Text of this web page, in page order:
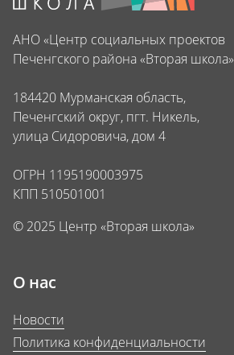
АНО «Центр социальных проектов
Печенгского района «Вторая школа»
184420 Мурманская область,
Печенгский округ, пгт. Никель,
улица Сидоровича, дом 4
ОГРН 1195190003975
КПП 510501001
© 2025 Центр «Вторая школа»
О нас
Новости
Политика конфиденциальности